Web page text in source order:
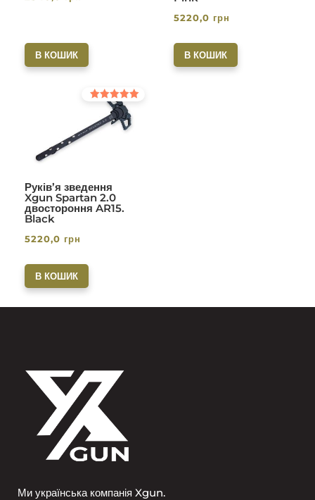
В КОШИК
5220,0 грн
В КОШИК
Руків’я зведення
Xgun Spartan 2.0
двостороння AR15.
Black
Оцінено в
з 5
5220,0 грн
В КОШИК
Ми українська компанія Xgun.